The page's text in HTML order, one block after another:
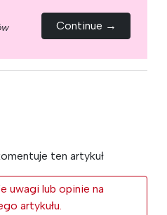
Continue →
ten artykuł
uwagi lub opinie na
artykułu.